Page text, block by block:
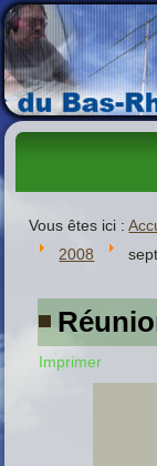
Vous êtes ici :
2008
Imprimer